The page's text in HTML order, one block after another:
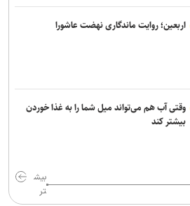
گشوده تاریخ ایران و مدرسه آزادگی و تمدن
اداره کرد/ با پشتیبانی رهبری تمام تلاش بر
مسیر دوم در تنگه هرمز را نخواهیم داد
اربعین؛ روایت ماندگاری نهضت عاشورا
وقتی آب هم می‌تواند میل شما را به غذا خوردن
بیشتر کند
بیش
تر